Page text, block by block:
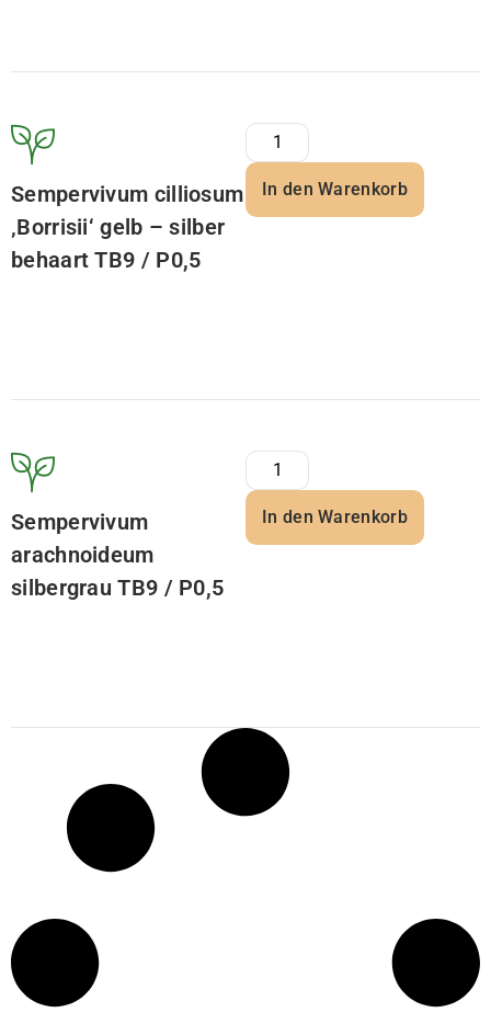
Sempervivum cilliosum
‚Borrisii‘ gelb – silber
behaart TB9 / P0,5
In den Warenkorb
Sempervivum
arachnoideum
silbergrau TB9 / P0,5
In den Warenkorb